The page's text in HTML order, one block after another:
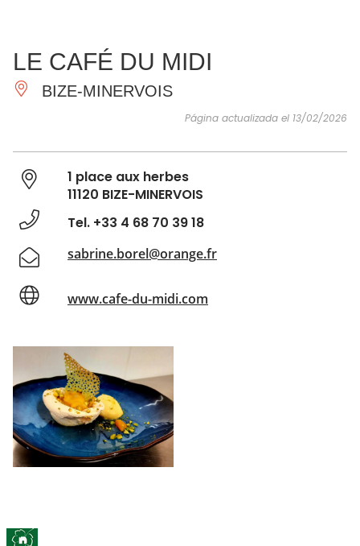
IMPRESCINDIBLES
HACER
LE CAFÉ DU MIDI
BIZE-MINERVOIS
Página actualizada el 13/02/2026
1 place aux herbes
11120 BIZE-MINERVOIS
Tel. +33 4 68 70 39 18
sabrine.borel@orange.fr
www.cafe-du-midi.com